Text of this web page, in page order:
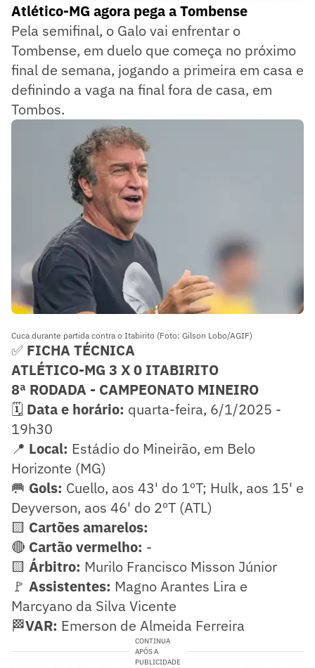
Atlético-MG agora pega a Tombense
Pela semifinal, o Galo vai enfrentar o
Tombense, em duelo que começa no próximo
final de semana, jogando a primeira em casa e
definindo a vaga na final fora de casa, em
Tombos.
Cuca durante partida contra o Itabirito (Foto: Gilson Lobo/AGIF)
✅ FICHA TÉCNICA
ATLÉTICO-MG 3 X 0 ITABIRITO
8ª RODADA - CAMPEONATO MINEIRO
🗓️ Data e horário: quarta-feira, 6/1/2025 -
19h30
📍 Local: Estádio do Mineirão, em Belo
Horizonte (MG)
🥅 Gols: Cuello, aos 43' do 1ºT; Hulk, aos 15' e
Deyverson, aos 46' do 2ºT (ATL)
🟨 Cartões amarelos:
🔴 Cartão vermelho: -
🟨 Árbitro: Murilo Francisco Misson Júnior
🚩 Assistentes: Magno Arantes Lira e
Marcyano da Silva Vicente
🏁VAR: Emerson de Almeida Ferreira
CONTINUA
APÓS A
PUBLICIDADE